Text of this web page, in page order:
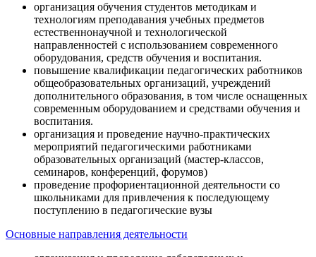
организация обучения студентов методикам и
технологиям преподавания учебных предметов
естественнонаучной и технологической
направленностей с использованием современного
оборудования, средств обучения и воспитания.
повышение квалификации педагогических работников
общеобразовательных организаций, учреждений
дополнительного образования, в том числе оснащенных
современным оборудованием и средствами обучения и
воспитания.
организация и проведение научно-практических
мероприятий педагогическими работниками
образовательных организаций (мастер-классов,
семинаров, конференций, форумов)
проведение профориентационной деятельности со
школьниками для привлечения к последующему
поступлению в педагогические вузы
Основные направления деятельности